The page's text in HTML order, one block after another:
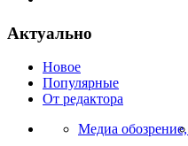
Актуально
Новое
Популярные
От редактора
Медиа обозрение,